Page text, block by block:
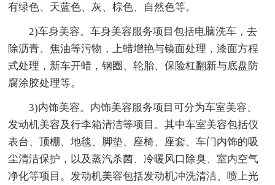
有绿色、天蓝色、灰、棕色、自然色等。
2)车身美容。车身美容服务项目包括电脑洗车，去
除沥青、焦油等污物，上蜡增艳与镜面处理，漆面方程
式处理，新车开蜡，钢圈、轮胎、保险杠翻新与底盘防
腐涂胶处理等。
3)内饰美容。内饰美容服务项目可分为车室美容、
发动机美容及行李箱清洁等项目。其中车室美容包括仪
表台、顶棚、地毯、脚垫、座椅、座套、车门内饰的吸
尘清洁保护，以及蒸汽杀菌、冷暖风口除臭、室内空气
净化等项目。发动机美容包括发动机冲洗清洁、喷上光